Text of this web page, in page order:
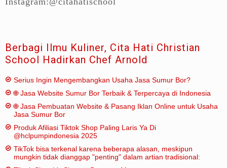
Berbagi Ilmu Kuliner, Cita Hati Christian
School Hadirkan Chef Arnold
Serius Ingin Mengembangkan Usaha Jasa Sumur Bor?
🌐 Jasa Website Sumur Bor Terbaik & Terpercaya di Indonesia
🌐 Jasa Pembuatan Website & Pasang Iklan Online untuk Usaha
Jasa Sumur Bor
Produk Afiliasi Tiktok Shop Paling Laris Ya Di
@hclpumpindonesia 2025
TikTok bisa terkenal karena beberapa alasan, meskipun
mungkin tidak dianggap "penting" dalam artian tradisional: